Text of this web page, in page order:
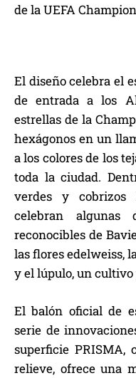
de la UEFA
El diseño celebra el
de entrada a los
estrellas de la
hexágonos en un
a los colores de los
toda la ciudad.
verdes y cobrizos
celebran algunas
reconocibles de
las flores edelweiss,
y el lúpulo, un
El balón oficial de
serie de
superficie PRISMA,
relieve, ofrece una